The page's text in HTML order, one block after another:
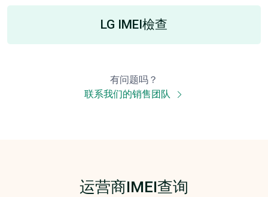
LG IMEI檢查
有问题吗？
联系我们的销售团队
运营商IMEI查询